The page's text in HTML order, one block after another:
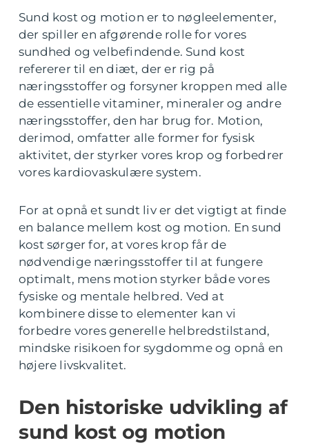
Sund kost og motion er to nøgleelementer,
der spiller en afgørende rolle for vores
sundhed og velbefindende. Sund kost
refererer til en diæt, der er rig på
næringsstoffer og forsyner kroppen med alle
de essentielle vitaminer, mineraler og andre
næringsstoffer, den har brug for. Motion,
derimod, omfatter alle former for fysisk
aktivitet, der styrker vores krop og forbedrer
vores kardiovaskulære system.
For at opnå et sundt liv er det vigtigt at finde
en balance mellem kost og motion. En sund
kost sørger for, at vores krop får de
nødvendige næringsstoffer til at fungere
optimalt, mens motion styrker både vores
fysiske og mentale helbred. Ved at
kombinere disse to elementer kan vi
forbedre vores generelle helbredstilstand,
mindske risikoen for sygdomme og opnå en
højere livskvalitet.
Den historiske udvikling af
sund kost og motion